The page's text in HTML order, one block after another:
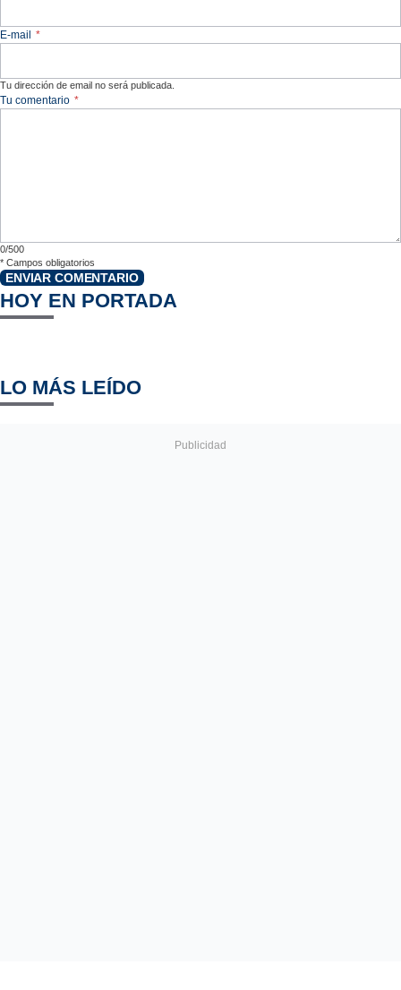
E-mail *
Tu dirección de email no será publicada.
Tu comentario *
0/500
* Campos obligatorios
ENVIAR COMENTARIO
HOY EN PORTADA
LO MÁS LEÍDO